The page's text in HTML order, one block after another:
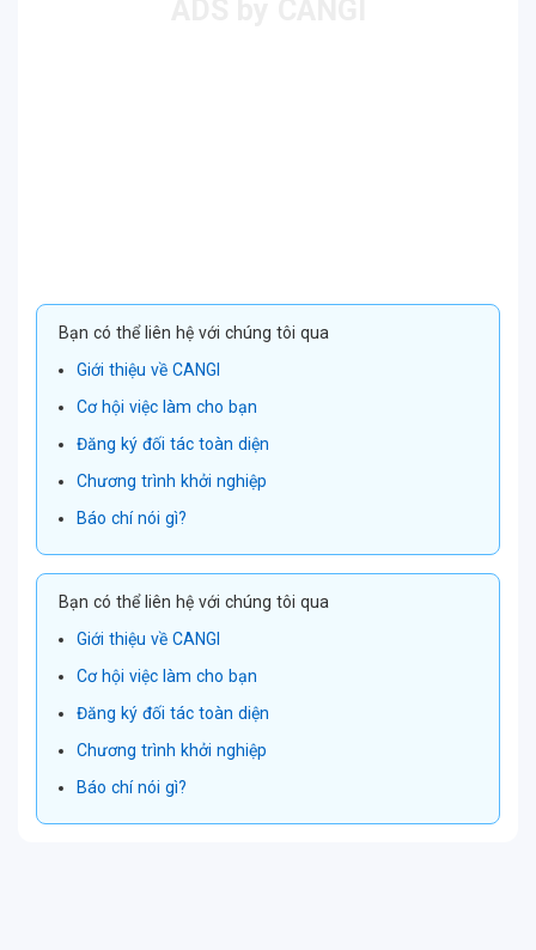
Bạn có thể liên hệ với chúng tôi qua
Giới thiệu về CANGI
Cơ hội việc làm cho bạn
Đăng ký đối tác toàn diện
Chương trình khởi nghiệp
Báo chí nói gì?
Bạn có thể liên hệ với chúng tôi qua
Giới thiệu về CANGI
Cơ hội việc làm cho bạn
Đăng ký đối tác toàn diện
Chương trình khởi nghiệp
Báo chí nói gì?